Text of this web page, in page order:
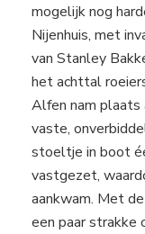
mogelijk nog
Nijenhuis, met
van Stanley
het achttal
Alfen nam
vaste,
stoeltje in boot
vastgezet,
aankwam. Met
een paar strakke